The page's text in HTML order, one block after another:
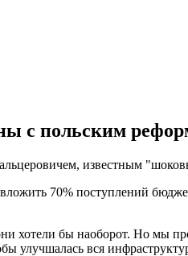
с польским
известным
70% поступлений
хотели бы наоборот. Но мы
улучшалась вся